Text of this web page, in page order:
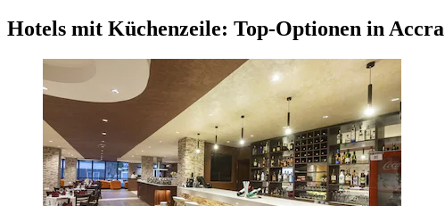
Hotels mit Küchenzeile: Top-Optionen in